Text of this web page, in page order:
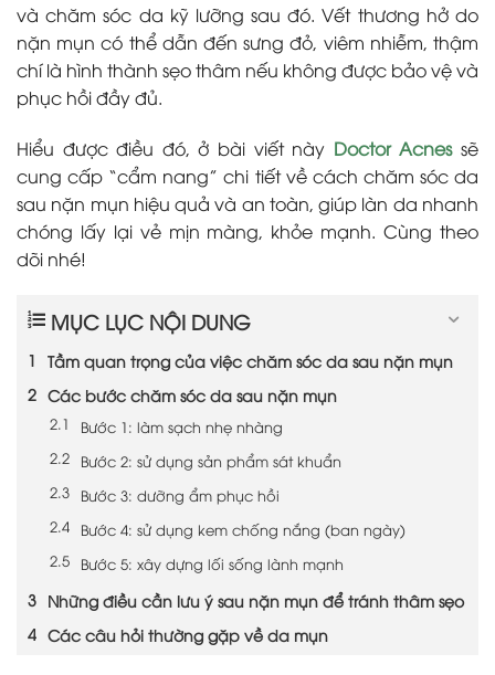
và chăm sóc da kỹ lưỡng sau đó. Vết thương hở do
nặn mụn có thể dẫn đến sưng đỏ, viêm nhiễm, thậm
chí là hình thành sẹo thâm nếu không được bảo vệ và
phục hồi đầy đủ.
Hiểu được điều đó, ở bài viết này Doctor Acnessẽ
cung cấp “cẩm nang” chi tiết về cách chăm sóc da
sau nặn mụn hiệu quả và an toàn, giúp làn da nhanh
chóng lấy lại vẻ mịn màng, khỏe mạnh. Cùng theo
dõi nhé!
MỤC LỤC NỘI DUNG
Tầm quan trọng của việc chăm sóc da sau nặn mụn
Các bước chăm sóc da sau nặn mụn
Bước 1: làm sạch nhẹ nhàng
Bước 2: sử dụng sản phẩm sát khuẩn
Bước 3: dưỡng ẩm phục hồi
Bước 4: sử dụng kem chống nắng (ban ngày)
Bước 5: xây dựng lối sống lành mạnh
Những điều cần lưu ý sau nặn mụn để tránh thâm sẹo
Các câu hỏi thường gặp về da mụn